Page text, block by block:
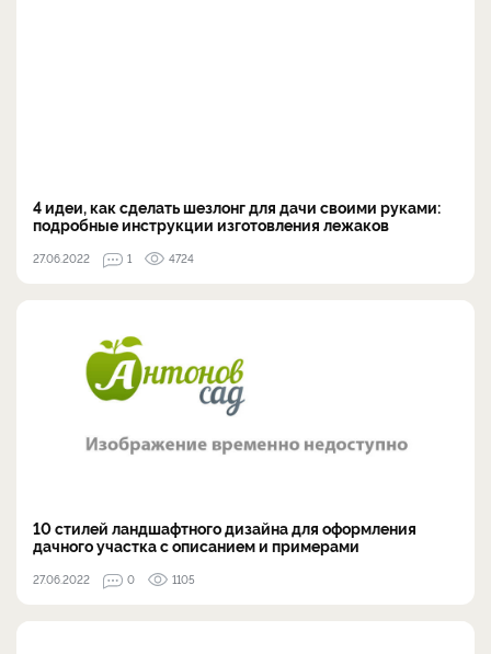
4 идеи, как сделать шезлонг для дачи своими руками:
подробные инструкции изготовления лежаков
27.06.2022 1 4724
10 стилей ландшафтного дизайна для оформления
дачного участка с описанием и примерами
27.06.2022 0 1105